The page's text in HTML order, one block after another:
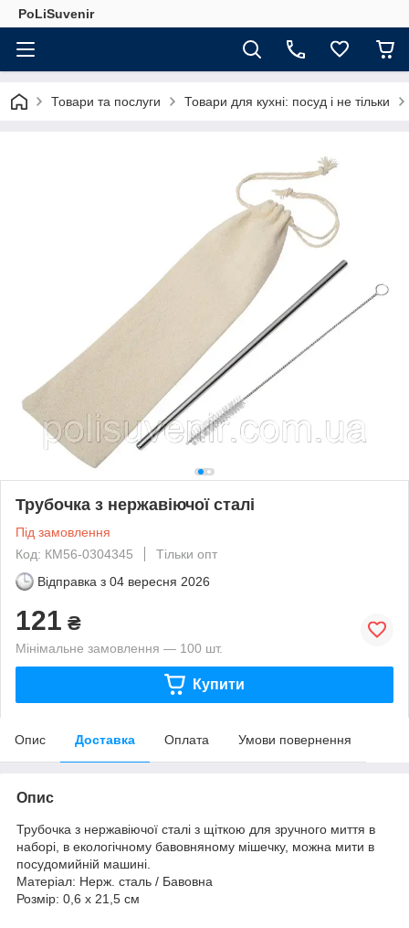
PoLiSuvenir
Товари та послуги Товари для кухні: посуд і не тільки
Трубочка з нержавіючої сталі
Під замовлення
Код: КМ56-0304345
Тільки опт
Відправка з 04 вересня 2026
121 ₴
Мінімальне замовлення — 100 шт.
Купити
Опис Доставка Оплата Умови повернення
Опис
Трубочка з нержавіючої сталі з щіткою для зручного миття в
наборі, в екологічному бавовняному мішечку, можна мити в
посудомийній машині.
Матеріал: Нерж. сталь / Бавовна
Розмір: 0,6 x 21,5 cм